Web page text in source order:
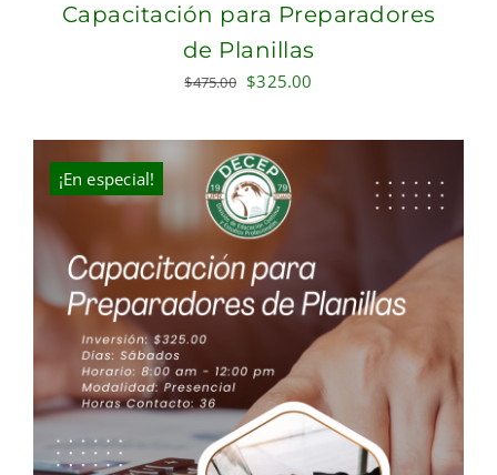
Capacitación para Preparadores
de Planillas
$475.00 Original
was:
$475.00.
$325.00
is:
¡En especial!